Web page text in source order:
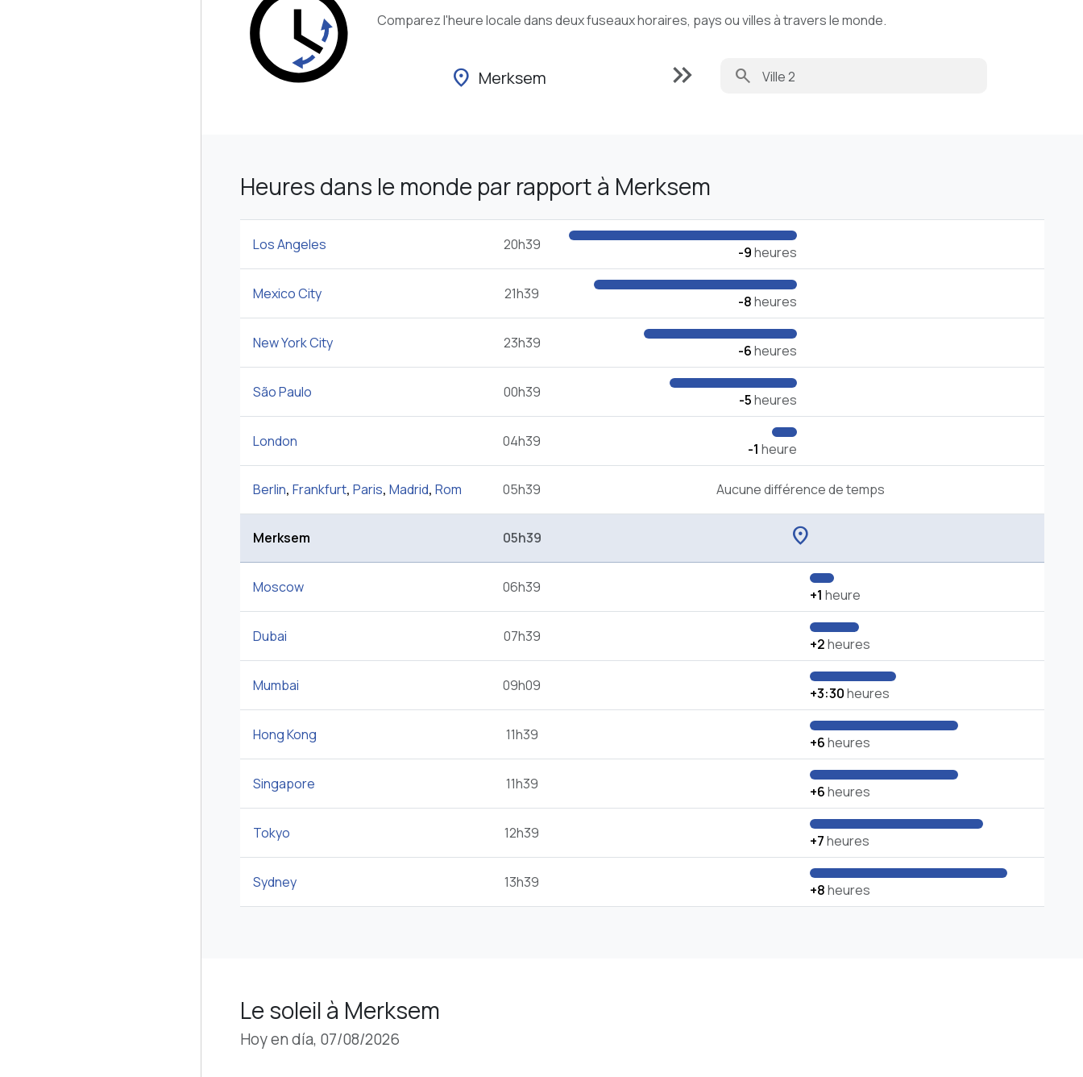
Comparez l'heure locale dans deux fuseaux horaires, pays ou villes à travers le monde.
location_on Merksem keyboard_double_arrow_right search
Heures dans le monde par rapport à Merksem
Los Angeles 20h39 -9heures
Mexico City 21h39 -8heures
New York City 23h39 -6heures
São Paulo 00h39 -5heures
London 04h39 -1 heure
Berlin, Frankfurt, Paris, Madrid, Rom 05h39 Aucune différence de temps
Merksem 05h39 location_on
Moscow 06h39 +1 heure
Dubai 07h39 +2heures
Mumbai 09h09 +3:30heures
Hong Kong 11h39 +6heures
Singapore 11h39 +6heures
Tokyo 12h39 +7heures
Sydney 13h39 +8heures
Le soleil à Merksem
Hoy en día, 07/08/2026